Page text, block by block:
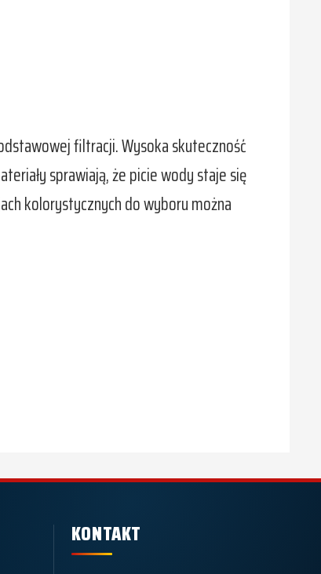
filtracji. Wysoka skuteczność
sprawiają, że picie wody staje się
kolorystycznych do wyboru można
KONTAKT